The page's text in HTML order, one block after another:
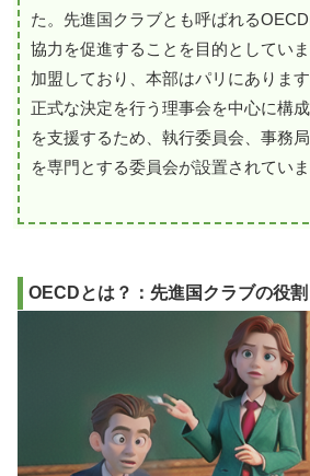
た。先進国クラブとも呼ばれる
協力を促進することを目的としてい
加盟しており、本部はパリにありま
正式な決定を行う理事会を中心に構
を支援するため、執行委員会、事務
を専門とする委員会が設置されていま
OECDとは？：先進国クラブの役